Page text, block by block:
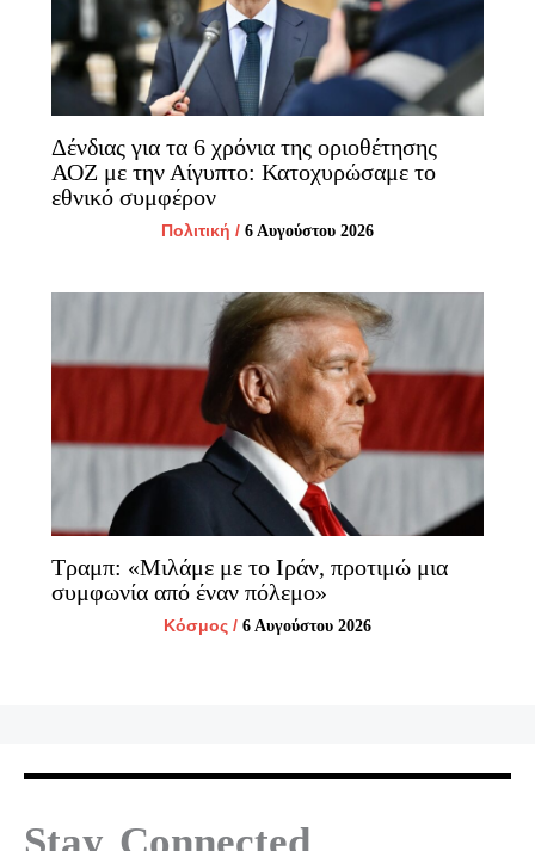
Δένδιας για τα 6 χρόνια της οριοθέτησης
ΑΟΖ με την Αίγυπτο: Κατοχυρώσαμε το
εθνικό συμφέρον
Πολιτική / 6 Αυγούστου 2026
Τραμπ: «Μιλάμε με το Ιράν, προτιμώ μια
συμφωνία από έναν πόλεμο»
Κόσμος / 6 Αυγούστου 2026
Stay Connected